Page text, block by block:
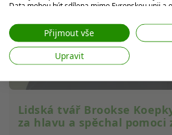
Lidská tvář Brookse
za hlavu a spěchal pomoci
Data mohou být sdílena mimo Evropskou unii a
web/aplikaci.
Zobrazit seznam partnerů (7 Prodejci
Vaše údaje používáme pro následující účely:
Ukládání a/nebo přístup k
zařízení
Použití omezených údajů k výběru
Přijmout vše
Upravit